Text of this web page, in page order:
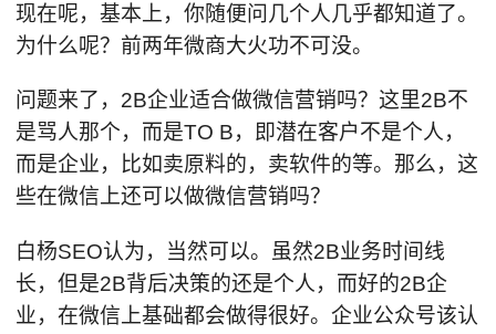
现在呢，基本上，你随便问几个人几乎都知道了。
为什么呢？前两年微商大火功不可没。
问题来了，2B企业适合做微信营销吗？这里2B不
是骂人那个，而是TO B，即潜在客户不是个人，
而是企业，比如卖原料的，卖软件的等。那么，这
些在微信上还可以做微信营销吗？
白杨SEO认为，当然可以。虽然2B业务时间线
长，但是2B背后决策的还是个人，而好的2B企
业，在微信上基础都会做得很好。企业公众号该认